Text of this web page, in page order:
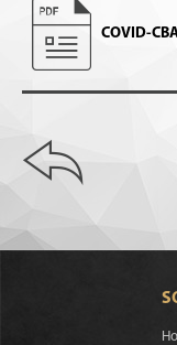
COVID-